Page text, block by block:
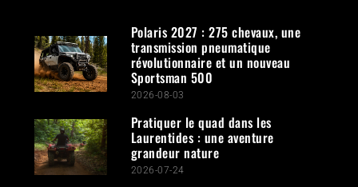
Polaris 2027 : 275 chevaux, une
transmission pneumatique
révolutionnaire et un nouveau
Sportsman 500
2026-08-03
Pratiquer le quad dans les
Laurentides : une aventure
grandeur nature
2026-07-24